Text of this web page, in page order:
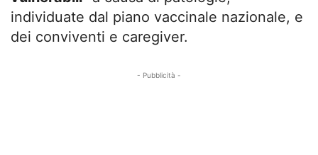
individuate dal piano vaccinale nazionale, e
dei conviventi e caregiver.
- Pubblicità -